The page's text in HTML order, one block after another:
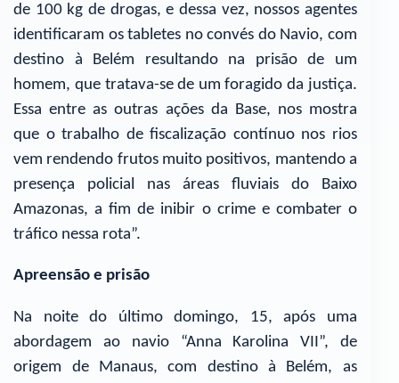
de 100 kg de drogas, e dessa vez, nossos agentes
identificaram os tabletes no convés do Navio, com
destino à Belém resultando na prisão de um
homem, que tratava-se de um foragido da justiça.
Essa entre as outras ações da Base, nos mostra
que o trabalho de fiscalização contínuo nos rios
vem rendendo frutos muito positivos, mantendo a
presença policial nas áreas fluviais do Baixo
Amazonas, a fim de inibir o crime e combater o
tráfico nessa rota”.
Apreensão e prisão
Na noite do último domingo, 15, após uma
abordagem ao navio “Anna Karolina VII”, de
origem de Manaus, com destino à Belém, as